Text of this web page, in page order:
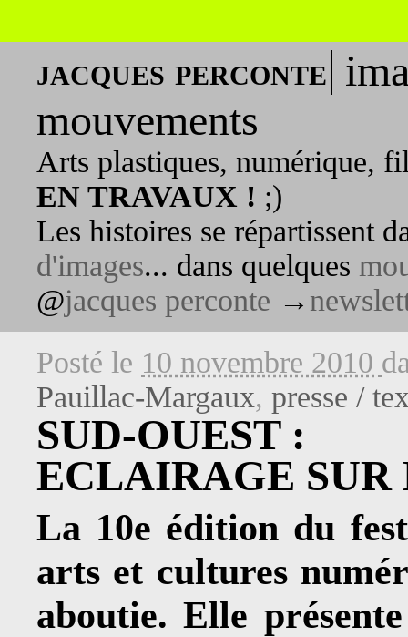
jacques perconte
mouvements
Arts plastiques, numérique,
EN TRAVAUX ! ;)
Les histoires se répartissent
d'images... dans quelques
@jacques perconte →
Posté le 10 novembre 2010
Pauillac-Margaux, presse /
SUD-OUEST :
ECLAIRAGE
La 10e édition du
arts et cultures
aboutie. Elle